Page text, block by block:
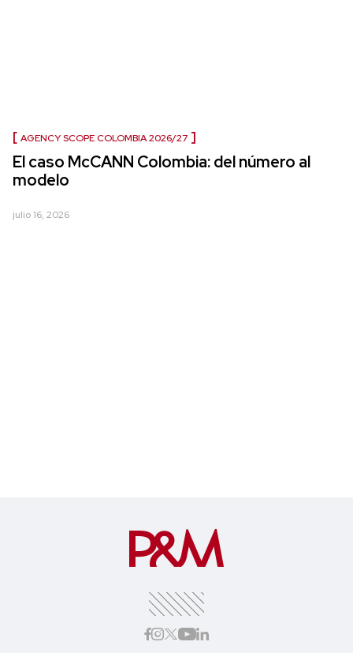
AGENCY SCOPE COLOMBIA 2026/27
El caso McCANN Colombia: del número al
modelo
julio 16, 2026